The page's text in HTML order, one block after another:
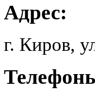
Адрес:
г. Киров,